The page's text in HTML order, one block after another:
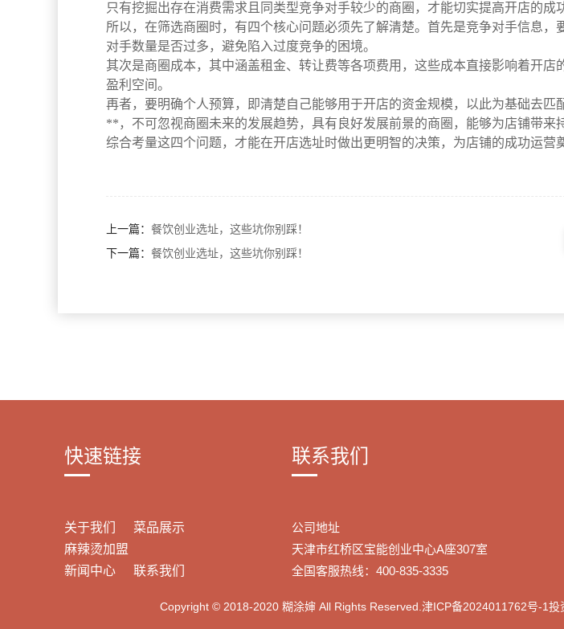
只有挖掘出存在消费需求且同类型竞争对手较少的商圈，才能切实提高开店的成
所以，在筛选商圈时，有四个核心问题必须先了解清楚。首先是竞争对手信息，
对手数量是否过多，避免陷入过度竞争的困境。
其次是商圈成本，其中涵盖租金、转让费等各项费用，这些成本直接影响着开店
盈利空间。
再者，要明确个人预算，即清楚自己能够用于开店的资金规模，以此为基础去匹
**，不可忽视商圈未来的发展趋势，具有良好发展前景的商圈，能够为店铺带来
综合考量这四个问题，才能在开店选址时做出更明智的决策，为店铺的成功运营
上一篇： 餐饮创业选址，这些坑你别踩！
下一篇： 餐饮创业选址，这些坑你别踩！
快速链接
关于我们
菜品展示
麻辣烫加盟
新闻中心
联系我们
联系我们
公司地址
天津市红桥区宝能创业中心A座307室
全国客服热线：400-835-3335
Copyright © 2018-2020 糊涂婶 All Rights Reserved. 津ICP备2024011762号-1投